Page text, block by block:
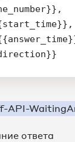
API-
ответа